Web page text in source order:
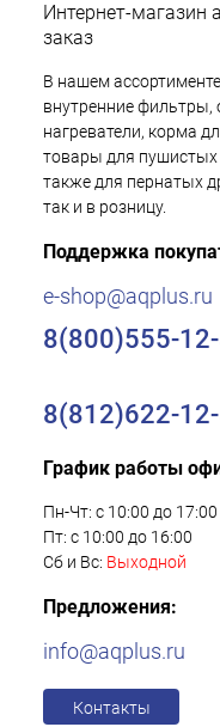
Интернет-магазин
заказ
В нашем
внутренние фильтры,
нагреватели, корма
товары для пушистых
также для пернатых
так и в розницу.
Поддержка
e-shop@aqplus.ru
8(800)555-
8(812)622-
График работы
Пн-Чт: с 10:00 до 17:00
Пт: с 10:00 до 16:00
Сб и Вс: Выходной
Предложения:
info@aqplus.ru
Контакты